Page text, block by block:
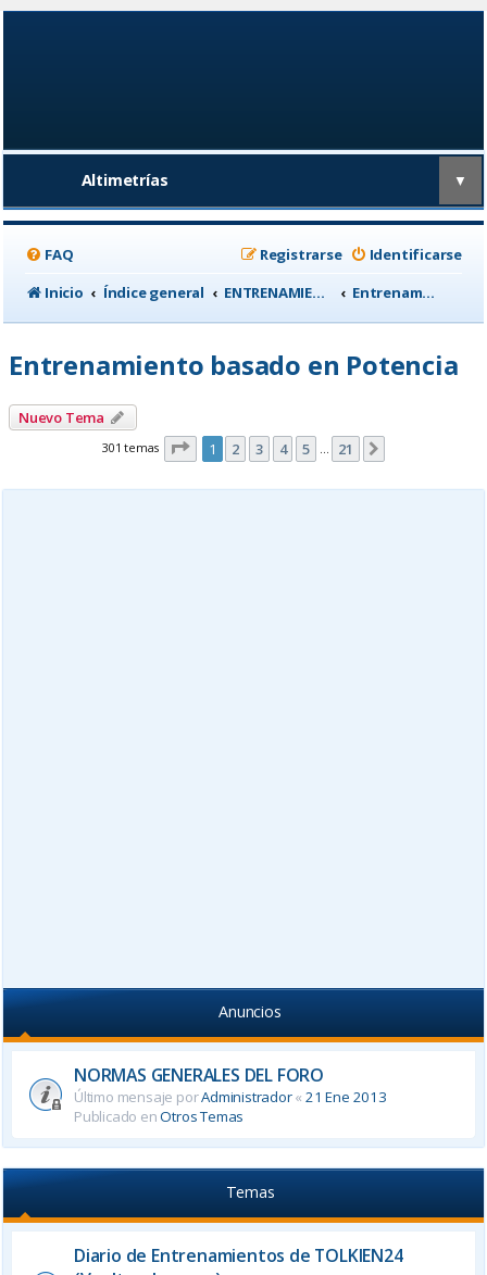
Altimetrías ▼
FAQ Identificarse
Registrarse
Inicio
Índice general ENTRENAMIENTO, medicina deportiva y nutrición Entrenamiento basado en Potencia
Entrenamiento basado en Potencia
Nuevo Tema
301 temas Página de 21
1 2 3 4 5 … 21
Anuncios
NORMAS GENERALES DEL FORO
Último mensaje porAdministrador«21 Ene 2013
Publicado enOtros Temas
Temas
Diario de Entrenamientos de TOLKIEN24